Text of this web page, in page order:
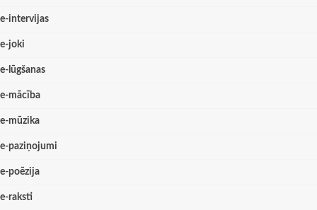
e-intervijas
e-joki
e-lūgšanas
e-mācība
e-mūzika
e-paziņojumi
e-poēzija
e-raksti